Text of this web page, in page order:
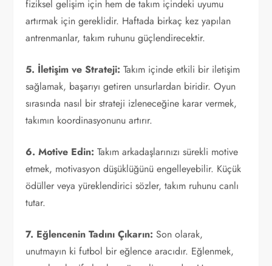
fiziksel gelişim için hem de takım içindeki uyumu
artırmak için gereklidir. Haftada birkaç kez yapılan
antrenmanlar, takım ruhunu güçlendirecektir.
5. İletişim ve Strateji: Takım içinde etkili bir iletişim
sağlamak, başarıyı getiren unsurlardan biridir. Oyun
sırasında nasıl bir strateji izleneceğine karar vermek,
takımın koordinasyonunu artırır.
6. Motive Edin: Takım arkadaşlarınızı sürekli motive
etmek, motivasyon düşüklüğünü engelleyebilir. Küçük
ödüller veya yüreklendirici sözler, takım ruhunu canlı
tutar.
7. Eğlencenin Tadını Çıkarın: Son olarak,
unutmayın ki futbol bir eğlence aracıdır. Eğlenmek,